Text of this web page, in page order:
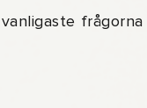
frågorna